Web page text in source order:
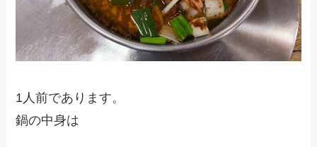
1人前であります。
鍋の中身は